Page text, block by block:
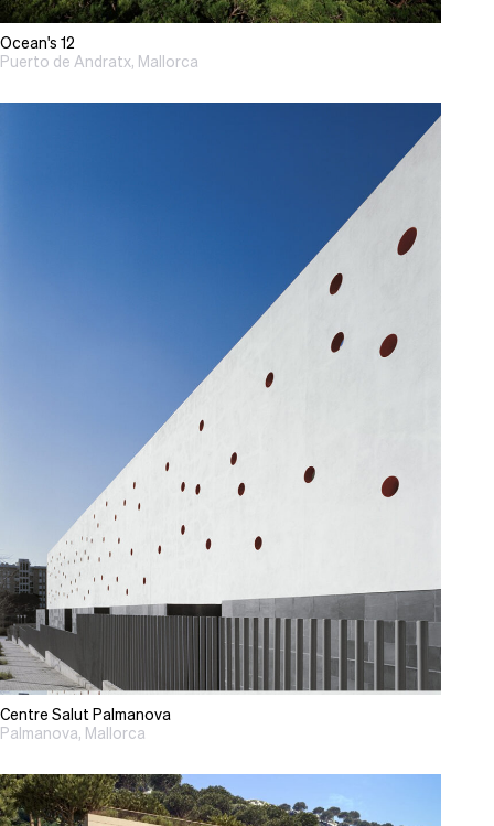
Ocean's 12
Puerto de Andratx, Mallorca
Centre Salut Palmanova
Palmanova, Mallorca